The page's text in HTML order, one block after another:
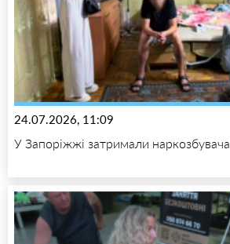
24.07.2026, 11:09
У Запоріжжі затримали наркозбувача